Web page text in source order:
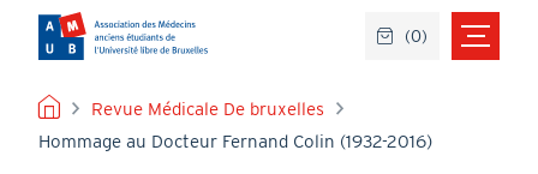
contenu
principal
FIL
D'ARIANE
Revue Médicale De bruxelles
Hommage au Docteur Fernand Colin (1932-2016)
(0)